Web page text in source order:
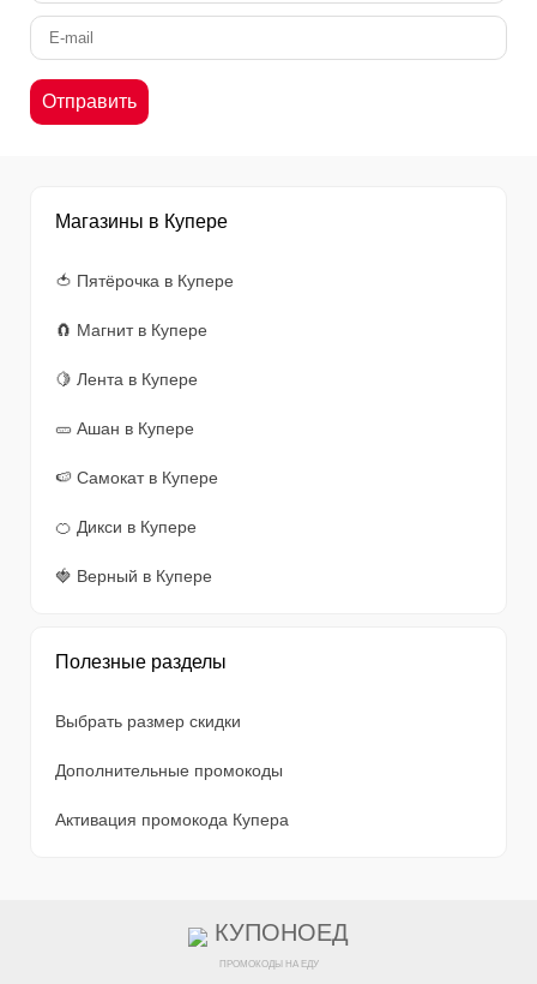
Магазины в Купере
🍅 Пятёрочка в Купере
🧲 Магнит в Купере
🍋 Лента в Купере
🥒 Ашан в Купере
🍉 Самокат в Купере
🍊 Дикси в Купере
🍓 Верный в Купере
Полезные разделы
Выбрать размер скидки
Дополнительные промокоды
Активация промокода Купера
КУПОНОЕД
ПРОМОКОДЫ НА ЕДУ